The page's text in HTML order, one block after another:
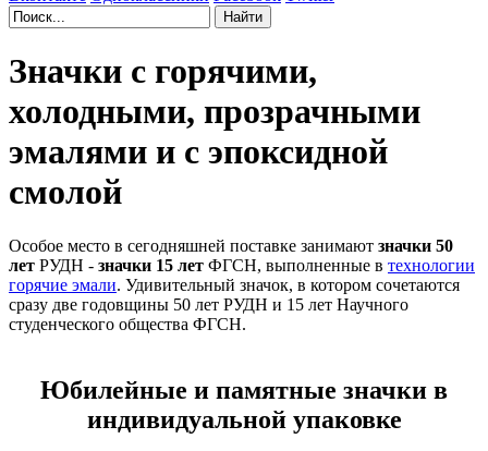
Значки с горячими,
холодными, прозрачными
эмалями и с эпоксидной
смолой
Особое место в сегодняшней поставке занимают значки 50
лет РУДН - значки 15 лет ФГСН, выполненные в технологии
горячие эмали. Удивительный значок, в котором сочетаются
сразу две годовщины 50 лет РУДН и 15 лет Научного
студенческого общества ФГСН.
Юбилейные и памятные значки в
индивидуальной упаковке